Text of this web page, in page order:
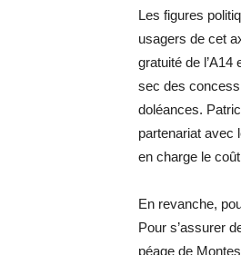
Les figures
usagers de cet
gratuité de l’A14
sec des
doléances.
partenariat avec
en charge le
En revanche,
Pour s’assurer
péage de